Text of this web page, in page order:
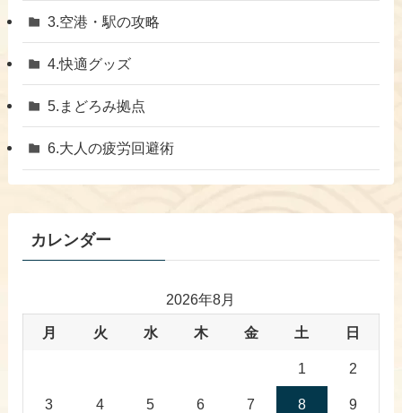
​3.空港・駅の攻略
​4.快適グッズ
​5.まどろみ拠点
6.大人の疲労回避術
カレンダー
2026年8月
月 火 水 木 金 土 日
1 2
3 4 5 6 7 8 9